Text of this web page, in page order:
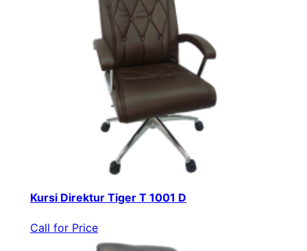
Kursi Direktur Tiger T 1001 D
Call for Price